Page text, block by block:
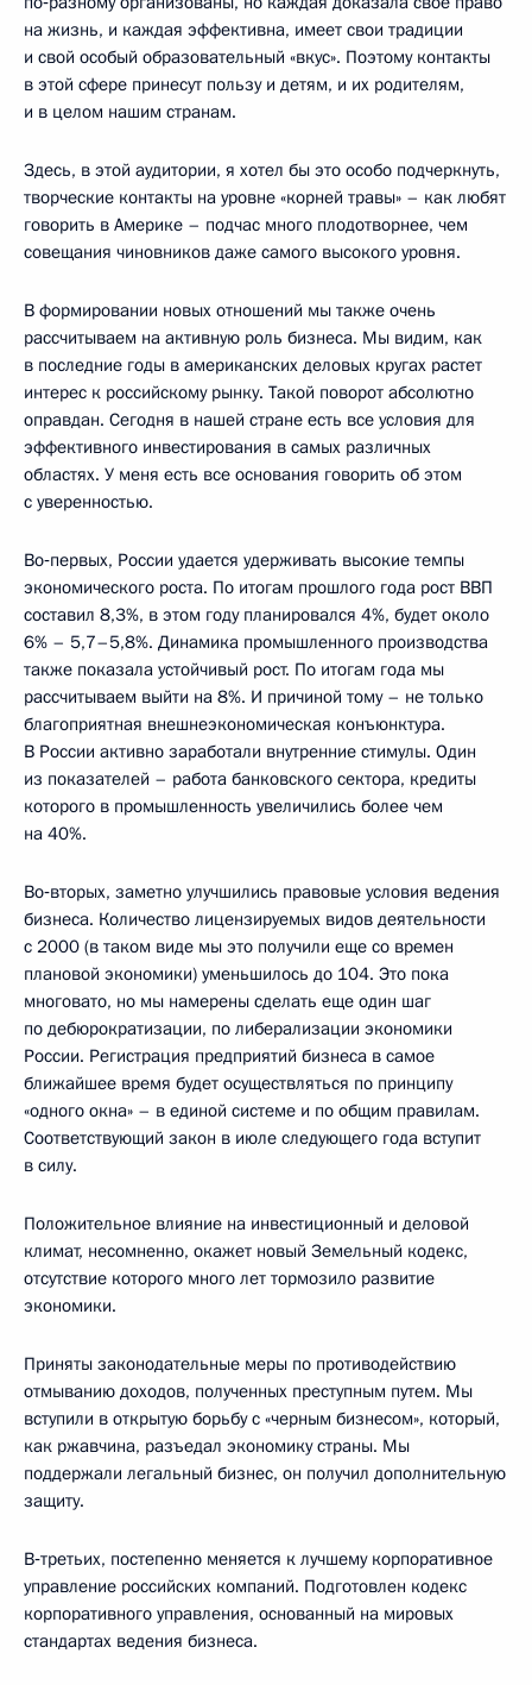
на жизнь, и каждая эффективна, имеет свои традиции
и свой особый образовательный «вкус». Поэтому контакты
в этой сфере принесут пользу и детям, и их родителям,
и в целом нашим странам.
Здесь, в этой аудитории, я хотел бы это особо подчеркнуть,
творческие контакты на уровне «корней травы» – как любят
говорить в Америке – подчас много плодотворнее, чем
совещания чиновников даже самого высокого уровня.
В формировании новых отношений мы также очень
рассчитываем на активную роль бизнеса. Мы видим, как
в последние годы в американских деловых кругах растет
интерес к российскому рынку. Такой поворот абсолютно
оправдан. Сегодня в нашей стране есть все условия для
эффективного инвестирования в самых различных
областях. У меня есть все основания говорить об этом
с уверенностью.
Во‑первых, России удается удерживать высокие темпы
экономического роста. По итогам прошлого года рост ВВП
составил 8,3%, в этом году планировался 4%, будет около
6% – 5,7–5,8%. Динамика промышленного производства
также показала устойчивый рост. По итогам года мы
рассчитываем выйти на 8%. И причиной тому – не только
благоприятная внешнеэкономическая конъюнктура.
В России активно заработали внутренние стимулы. Один
из показателей – работа банковского сектора, кредиты
которого в промышленность увеличились более чем
на 40%.
Во‑вторых, заметно улучшились правовые условия ведения
бизнеса. Количество лицензируемых видов деятельности
с 2000 (в таком виде мы это получили еще со времен
плановой экономики) уменьшилось до 104. Это пока
многовато, но мы намерены сделать еще один шаг
по дебюрократизации, по либерализации экономики
России. Регистрация предприятий бизнеса в самое
ближайшее время будет осуществляться по принципу
«одного окна» – в единой системе и по общим правилам.
Соответствующий закон в июле следующего года вступит
в силу.
Положительное влияние на инвестиционный и деловой
климат, несомненно, окажет новый Земельный кодекс,
отсутствие которого много лет тормозило развитие
экономики.
Приняты законодательные меры по противодействию
отмыванию доходов, полученных преступным путем. Мы
вступили в открытую борьбу с «черным бизнесом», который,
как ржавчина, разъедал экономику страны. Мы
поддержали легальный бизнес, он получил дополнительную
защиту.
В‑третьих, постепенно меняется к лучшему корпоративное
управление российских компаний. Подготовлен кодекс
корпоративного управления, основанный на мировых
стандартах ведения бизнеса.